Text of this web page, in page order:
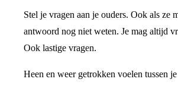
Stel je vragen aan je ouders. Ook als ze
antwoord nog niet weten. Je mag altijd
Ook lastige vragen.
Heen en weer getrokken voelen tussen